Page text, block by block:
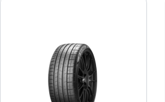
CINTURATO
(*)(MOE)